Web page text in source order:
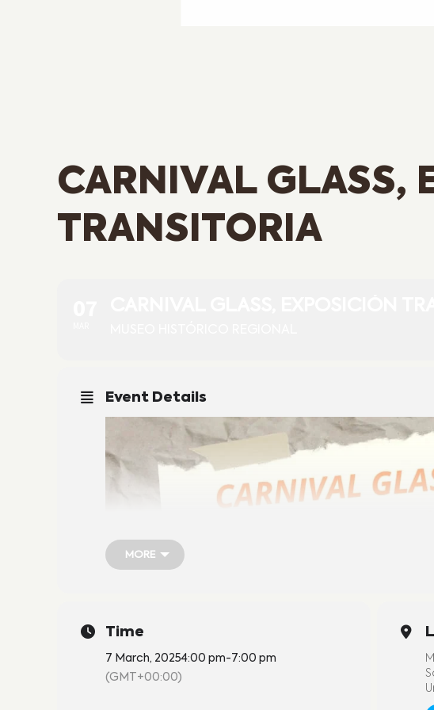
CARNIVAL GLASS,
TRANSITORIA
Event Details
MORE
Time
7 March, 20254:00 pm- 7:00 pm
(GMT+00:00)